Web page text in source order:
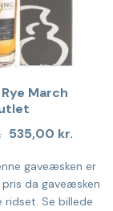
March
Den
var:
595,00 kr..
535,00 kr.Den
er:
gaveæsken er
da gaveæsken
ridset. Se billede